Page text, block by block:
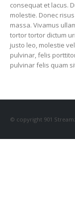
consequat et lacus.
molestie. Donec
massa. Vivamus
tortor tortor dictum
justo leo, molestie
pulvinar, felis
pulvinar felis quam
© copyright 901